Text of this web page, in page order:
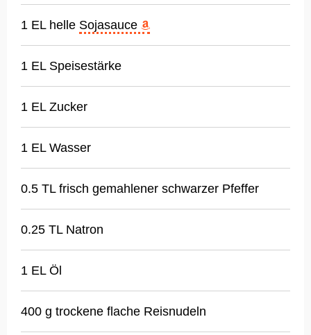
1 EL helle Sojasauce
1 EL Speisestärke
1 EL Zucker
1 EL Wasser
0.5 TL frisch gemahlener schwarzer Pfeffer
0.25 TL Natron
1 EL Öl
400 g trockene flache Reisnudeln